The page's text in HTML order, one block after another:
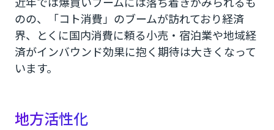
のの、「コト消費」のブームが訪れており経済
界、とくに国内消費に頼る小売・宿泊業や地域経
済がインバウンド効果に抱く期待は大きくなって
います。
地方活性化